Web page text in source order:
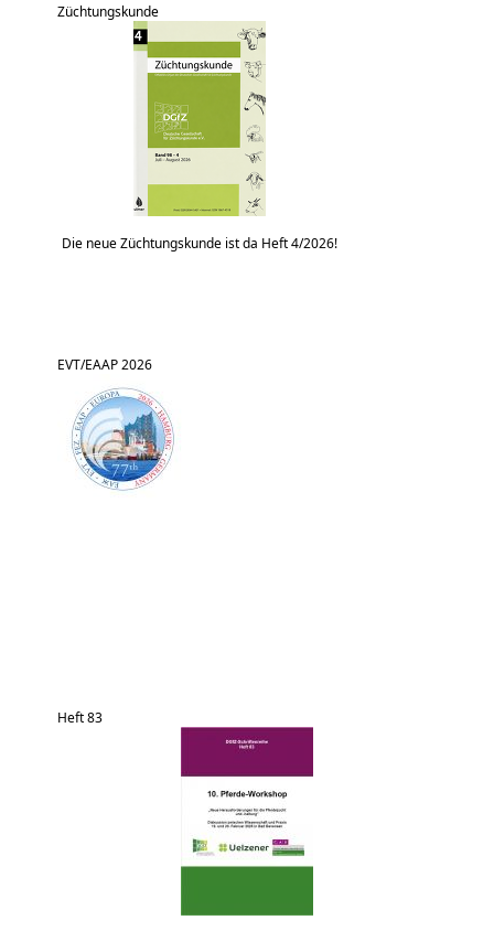
Züchtungskunde
Die neue Züchtungskunde ist da Heft 4/2026!
EVT/EAAP 2026
Heft 83